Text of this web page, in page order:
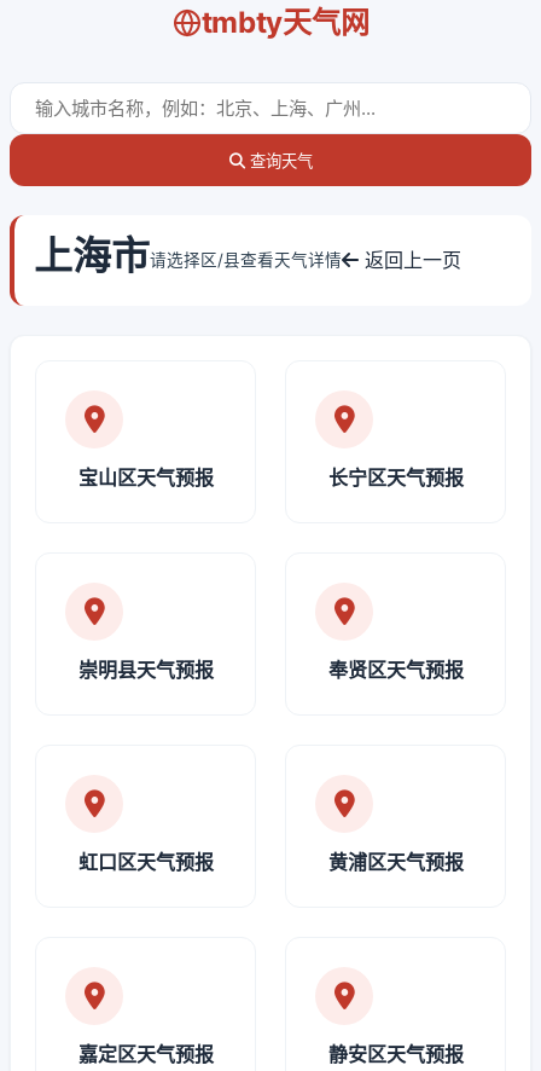
tmbty天气网
查询天气
上海市请选择区/县查看天气详情 返回上一页
宝山区天气预报 长宁区天气预报
崇明县天气预报 奉贤区天气预报
虹口区天气预报 黄浦区天气预报
嘉定区天气预报 静安区天气预报